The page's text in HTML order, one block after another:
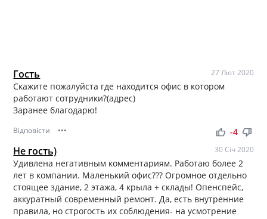
Гость 27 Лют 2020
Скажите пожалуйста где находится офис в котором
работают сотрудники?(адрес)
Заранее благодарю!
Відповісти ••• thumb_up thumb_down
-4
Не гость) 30 Січ 2020
Удивлена негативным комментариям. Работаю более 2
лет в компании. Маленький офис??? Огромное отдельно
стоящее здание, 2 этажа, 4 крыла + склады! Опенспейс,
аккуратный современный ремонт. Да, есть внутренние
правила, но строгость их соблюдения- на усмотрение